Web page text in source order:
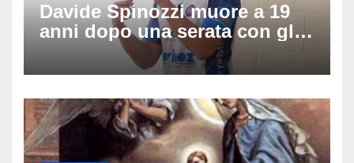
Davide Spinozzi muore a 19
anni dopo una serata con gli
amici: il mistero dello
schianto senza frenata